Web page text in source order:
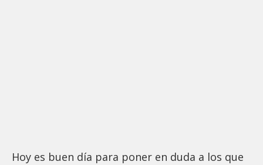
Hoy es buen día para poner en duda a los que